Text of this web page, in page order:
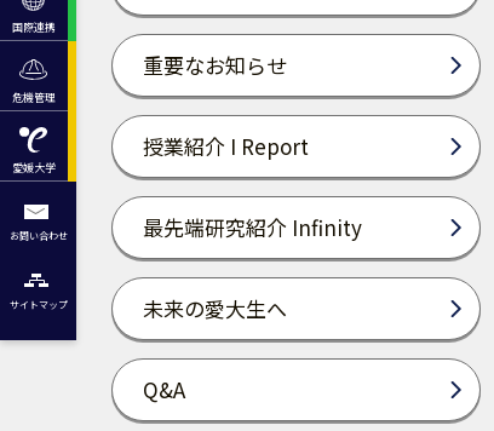
国際連携
危機管理
愛媛大学
お問い合わせ
サイトマップ
重要なお知らせ
授業紹介 I Report
最先端研究紹介 Infinity
未来の愛大生へ
Q&A